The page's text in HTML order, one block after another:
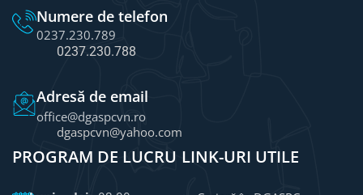
Numere de telefon
0237.230.789
0237.230.788
Adresă de email
office@dgaspcvn.ro
dgaspcvn@yahoo.com
PROGRAM DE LUCRU LINK-URI UTILE